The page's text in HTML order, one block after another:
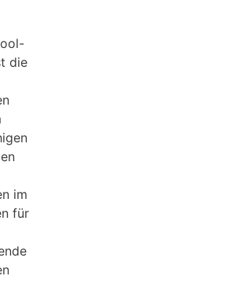
die
im
für